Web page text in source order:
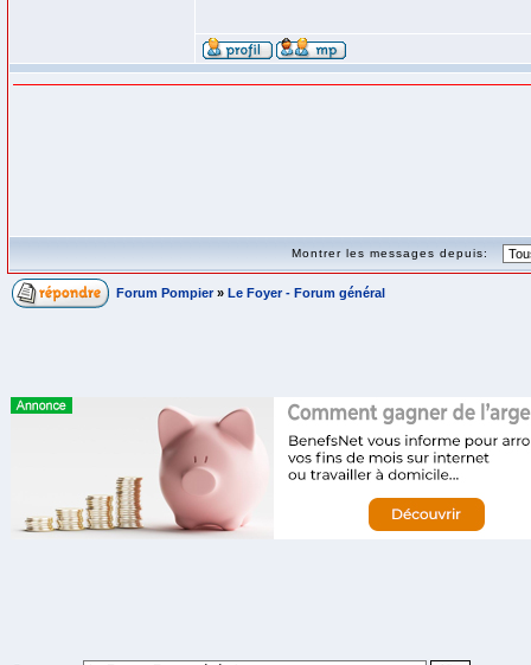
Montrer les messages depuis:
Forum Pompier » Le Foyer - Forum général